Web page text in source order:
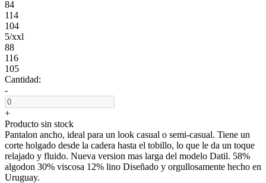
84
114
104
5/xxl
88
116
105
Cantidad:
-
+
Producto sin stock
Pantalon ancho, ideal para un look casual o semi-casual. Tiene un
corte holgado desde la cadera hasta el tobillo, lo que le da un toque
relajado y fluido. Nueva version mas larga del modelo Datil. 58%
algodon 30% viscosa 12% lino Diseñado y orgullosamente hecho en
Uruguay.